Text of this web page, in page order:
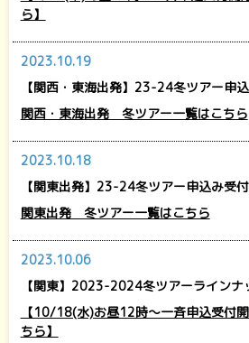
ら】
2023.10.19
【関西・東海出発】23-24冬ツアー申
関西・東海出発 冬ツアー一覧はこちら
2023.10.18
【関東出発】23-24冬ツアー申込み受
関東出発 冬ツアー一覧はこちら
2023.10.06
【関東】2023-2024冬ツアーラインナ
【10/18(水)お昼12時～一斉申込受付
ちら】